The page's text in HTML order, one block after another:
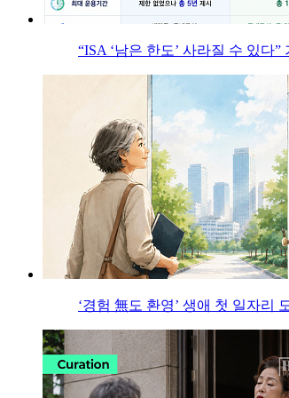
“ISA ‘남은 한도’ 사라질 수 있다
‘경험 無도 환영’ 생애 첫 일자리